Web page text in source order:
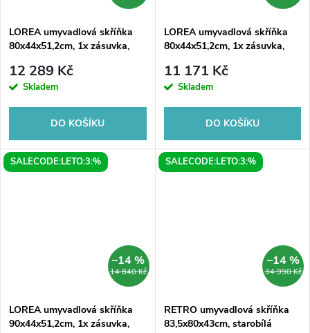
LOREA umyvadlová skříňka
80x44x51,2cm, 1x zásuvka,
12 289 Kč
Skladem
DO KOŠÍKU
LOREA umyvadlová skříňka
80x44x51,2cm, 1x zásuvka,
11 171 Kč
Skladem
DO KOŠÍKU
SALECODE:LETO:3:%
14 840 Kč
–14 %
LOREA umyvadlová skříňka
90x44x51,2cm, 1x zásuvka,
SALECODE:LETO:3:%
34 990 Kč
–14 %
RETRO umyvadlová skříňka
83,5x80x43cm, starobílá